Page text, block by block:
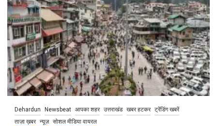
Dehardun Newsbeat आपका शहर उत्तराखंड खबर हटकर ट्रेंडिंग खबरें
ताज़ा ख़बर न्यूज़ सोशल मीडिया वायरल